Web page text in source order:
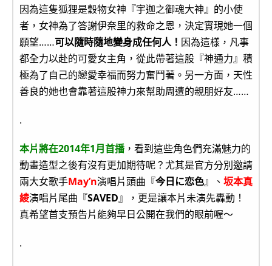
因為這隻狐狸是穀物女神『宇迦之御魂大神』的小使
者，女神為了答謝伊奈里的救命之恩，決定實現她一個
願望……可以隨時隨地變身成任何人！ 因為這樣，凡事
都全力以赴的可愛女主角，從此帶著這股『神通力』積
極為了自己的戀愛幸福而努力奮鬥著。另一方面，天性
善良的她也會靠著這股神力來幫助周遭的親朋好友……
.
本片將在2014年1月首播 ，看到這些角色們充滿魅力的
動畫造型之後有沒有更加期待呢？尤其是官方分別邀請
兩大女歌手May’n演唱片頭曲『今日に恋色』、 坂本真
綾演唱片尾曲『SAVED』，更是讓本片未演先轟動！
真希望首支預告片能夠早日公開在我們的眼前喔～
.